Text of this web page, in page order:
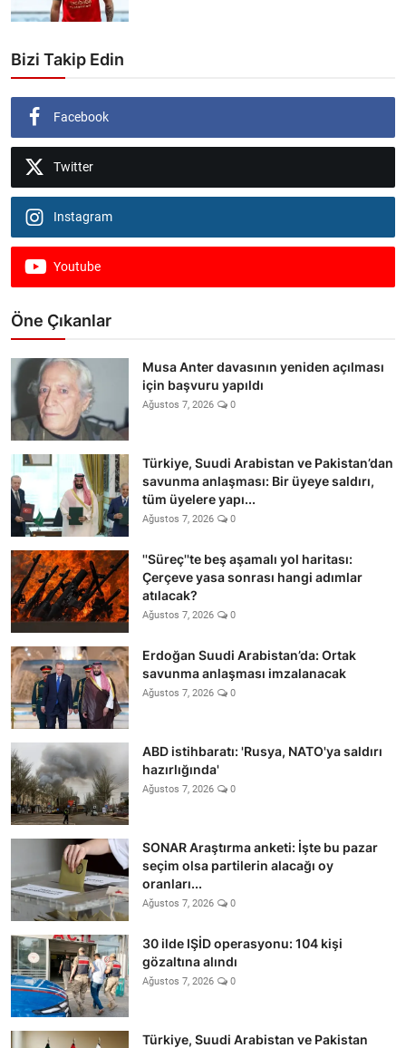
Bizi Takip Edin
Facebook
Twitter
Instagram
Youtube
Öne Çıkanlar
Musa Anter davasının yeniden açılması
için başvuru yapıldı
Ağustos 7, 2026 0
Türkiye, Suudi Arabistan ve Pakistan’dan
savunma anlaşması: Bir üyeye saldırı,
tüm üyelere yapı...
Ağustos 7, 2026 0
''Süreç''te beş aşamalı yol haritası:
Çerçeve yasa sonrası hangi adımlar
atılacak?
Ağustos 7, 2026 0
Erdoğan Suudi Arabistan’da: Ortak
savunma anlaşması imzalanacak
Ağustos 7, 2026 0
ABD istihbaratı: 'Rusya, NATO'ya saldırı
hazırlığında'
Ağustos 7, 2026 0
SONAR Araştırma anketi: İşte bu pazar
seçim olsa partilerin alacağı oy
oranları...
Ağustos 7, 2026 0
30 ilde IŞİD operasyonu: 104 kişi
gözaltına alındı
Ağustos 7, 2026 0
Türkiye, Suudi Arabistan ve Pakistan